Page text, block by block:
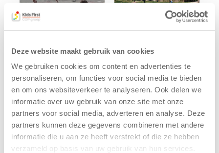
Deze website maakt gebruik van cookies
We gebruiken cookies om content en advertenties te
personaliseren, om functies voor social media te bieden
en om ons websiteverkeer te analyseren. Ook delen we
informatie over uw gebruik van onze site met onze
partners voor social media, adverteren en analyse. Deze
partners kunnen deze gegevens combineren met andere
informatie die u aan ze heeft verstrekt of die ze hebben
verzameld op basis van uw gebruik van hun services.
Kinderen BSO
De
Westerburcht
trainen alvast
voor Kids First
Mini 4 Mijl
7 augustus 2026
Eelde, 6 augustus
Kids First
tekent
koopcontract
voor nieuw
kindcentrum in
wijk Wiarda in
Leeuwarden
11 juni 2026